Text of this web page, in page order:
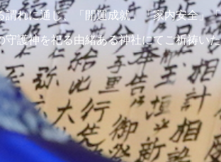
れに通じ、「開運成就」「家内安全」
守護神を祀る由緒ある神社にてご祈祷い